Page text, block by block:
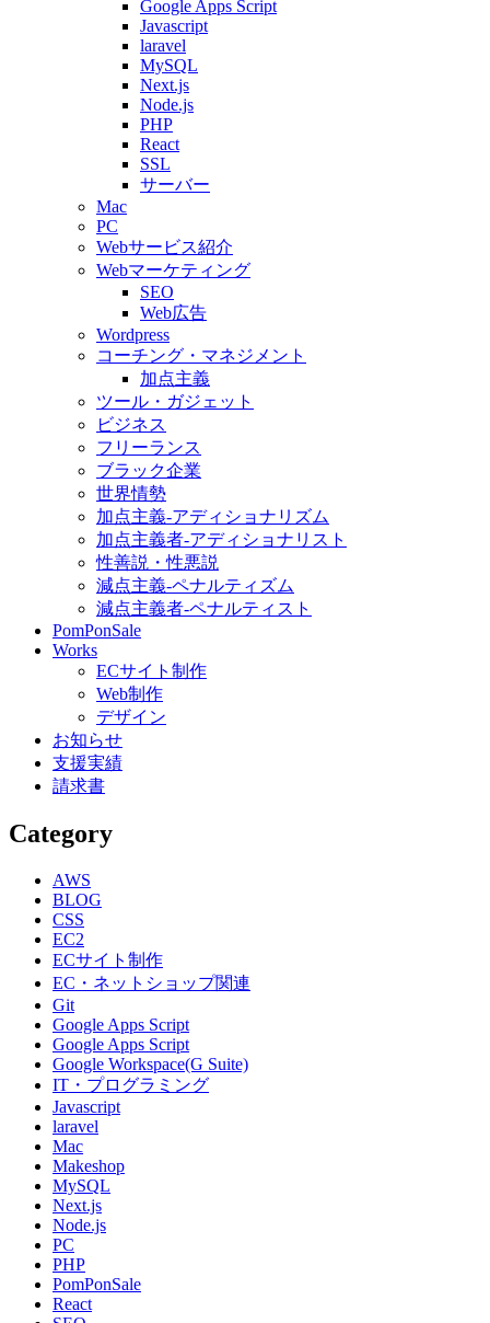
Google Apps Script
Javascript
laravel
MySQL
Next.js
Node.js
PHP
React
SSL
サーバー
Mac
PC
Webサービス紹介
Webマーケティング
SEO
Web広告
Wordpress
コーチング・マネジメント
加点主義
ツール・ガジェット
ビジネス
フリーランス
ブラック企業
世界情勢
加点主義-アディショナリズム
加点主義者-アディショナリスト
性善説・性悪説
減点主義-ペナルティズム
減点主義者-ペナルティスト
PomPonSale
Works
ECサイト制作
Web制作
デザイン
お知らせ
支援実績
請求書
Category
AWS
BLOG
CSS
EC2
ECサイト制作
EC・ネットショップ関連
Git
Google Apps Script
Google Apps Script
Google Workspace(G Suite)
IT・プログラミング
Javascript
laravel
Mac
Makeshop
MySQL
Next.js
Node.js
PC
PHP
PomPonSale
React